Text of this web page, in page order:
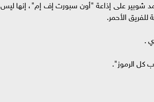
شوبير على إذاعة "أون سبورت إف إم"، إنها ليس
الأحمر.
.
كل الرموز".